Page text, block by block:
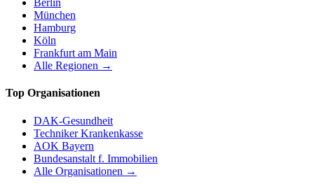
Berlin
München
Hamburg
Köln
Frankfurt am Main
Alle Regionen →
Top Organisationen
DAK-Gesundheit
Techniker Krankenkasse
AOK Bayern
Bundesanstalt f. Immobilien
Alle Organisationen →